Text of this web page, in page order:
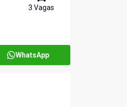
3 Vagas
WhatsApp